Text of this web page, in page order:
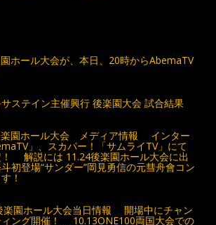
ホール大会が、本日、20時からAbemaTV
ステイン主催興行 後楽園大会 試合結果
楽園ホール大会 メディア情報 インター
」、スカパー！「サムライTV」にて
！ 解説には 11.24後楽園ホール大会に出
初登場“サンダー”岡見勇信の元彗舟會コン
！
楽園ホール大会当日情報 開場中にチャン
ィング開催！ 10.13ONE100両国大会での